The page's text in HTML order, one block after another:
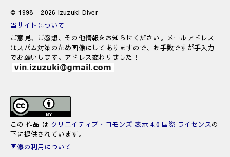
© 1998 - 2026 Izuzuki Diver
当サイトについて
ご意見、ご感想、その他情報をお知らせください。メールアドレス
はスパム対策のため画像にしてありますので、お手数ですが手入力
でお願いします。アドレス変わりました！
この 作品 は クリエイティブ・コモンズ 表示 4.0 国際 ライセンスの
下に提供されています。
画像の利用について